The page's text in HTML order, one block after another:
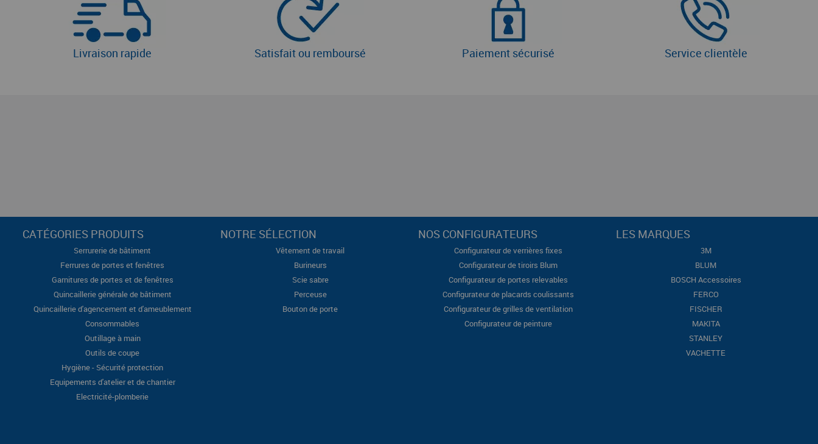
Livraison rapide Satisfait ou remboursé Paiement sécurisé Service clientèle
CATÉGORIES PRODUITS
Serrurerie de bâtiment
Ferrures de portes et fenêtres
Garnitures de portes et de fenêtres
Quincaillerie générale de bâtiment
Quincaillerie d'agencement et d'ameublement
Consommables
Outillage à main
Outils de coupe
Hygiène - Sécurité protection
Equipements d'atelier et de chantier
Electricité-plomberie
NOTRE SÉLECTION
Vêtement de travail
Burineurs
Scie sabre
Perceuse
Bouton de porte
NOS CONFIGURATEURS
Configurateur de verrières fixes
Configurateur de tiroirs Blum
Configurateur de portes relevables
Configurateur de placards coulissants
Configurateur de grilles de ventilation
Configurateur de peinture
LES MARQUES
3M
BLUM
BOSCH Accessoires
FERCO
FISCHER
MAKITA
STANLEY
VACHETTE